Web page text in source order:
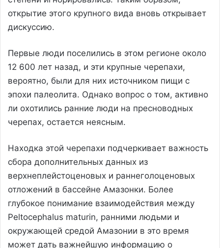
открытие этого крупного вида вновь открывает
дискуссию.
Первые люди поселились в этом регионе около
12 600 лет назад, и эти крупные черепахи,
вероятно, были для них источником пищи с
эпохи палеолита. Однако вопрос о том, активно
ли охотились ранние люди на пресноводных
черепах, остается неясным.
Находка этой черепахи подчеркивает важность
сбора дополнительных данных из
верхнеплейстоценовых и раннеголоценовых
отложений в бассейне Амазонки. Более
глубокое понимание взаимодействия между
Peltocephalus maturin, ранними людьми и
окружающей средой Амазонии в это время
может дать важнейшую информацию о